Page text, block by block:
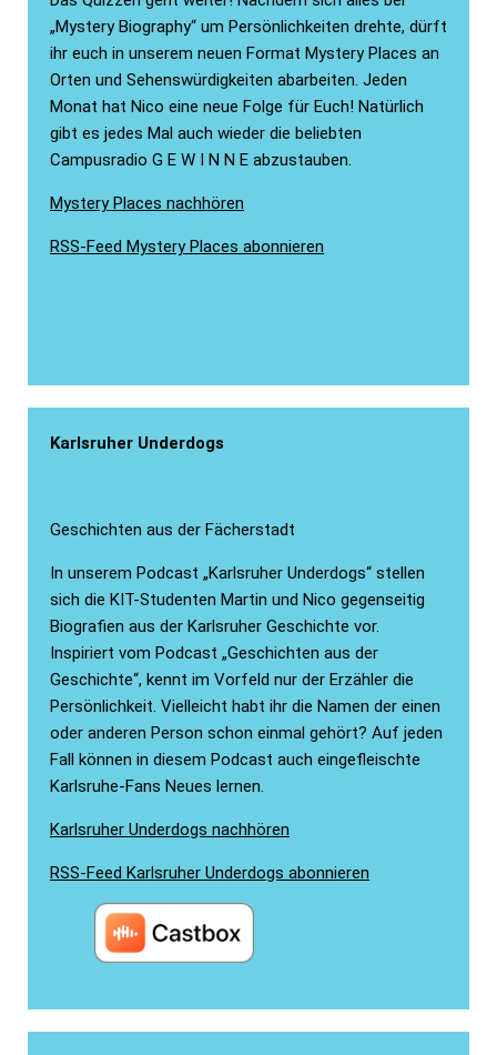
„Mystery Biography“ um Persönlichkeiten drehte, dürft
ihr euch in unserem neuen Format Mystery Places an
Orten und Sehenswürdigkeiten abarbeiten. Jeden
Monat hat Nico eine neue Folge für Euch! Natürlich
gibt es jedes Mal auch wieder die beliebten
Campusradio G E W I N N E abzustauben.
Mystery Places nachhören
RSS-Feed Mystery Places abonnieren
Karlsruher Underdogs
Geschichten aus der Fächerstadt
In unserem Podcast „Karlsruher Underdogs“ stellen
sich die KIT-Studenten Martin und Nico gegenseitig
Biografien aus der Karlsruher Geschichte vor.
Inspiriert vom Podcast „Geschichten aus der
Geschichte“, kennt im Vorfeld nur der Erzähler die
Persönlichkeit. Vielleicht habt ihr die Namen der einen
oder anderen Person schon einmal gehört? Auf jeden
Fall können in diesem Podcast auch eingefleischte
Karlsruhe-Fans Neues lernen.
Karlsruher Underdogs nachhören
RSS-Feed Karlsruher Underdogs abonnieren